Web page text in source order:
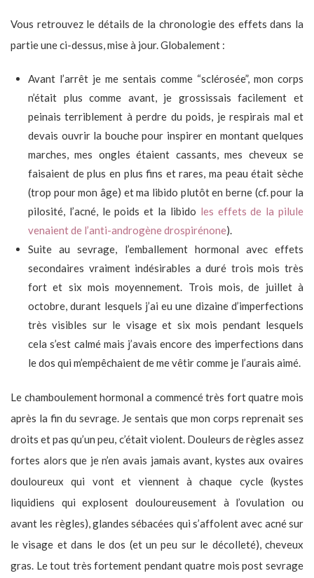
Vous retrouvez le détails de la chronologie des effets dans la
partie une ci-dessus, mise à jour. Globalement :
Avant l’arrêt je me sentais comme “sclérosée”, mon corps
n’était plus comme avant, je grossissais facilement et
peinais terriblement à perdre du poids, je respirais mal et
devais ouvrir la bouche pour inspirer en montant quelques
marches, mes ongles étaient cassants, mes cheveux se
faisaient de plus en plus fins et rares, ma peau était sèche
(trop pour mon âge) et ma libido plutôt en berne (cf. pour la
pilosité, l’acné, le poids et la libido les effets de la pilule
venaient de l’anti-androgène drospirénone).
Suite au sevrage, l’emballement hormonal avec effets
secondaires vraiment indésirables a duré trois mois très
fort et six mois moyennement. Trois mois, de juillet à
octobre, durant lesquels j’ai eu une dizaine d’imperfections
très visibles sur le visage et six mois pendant lesquels
cela s’est calmé mais j’avais encore des imperfections dans
le dos qui m’empêchaient de me vêtir comme je l’aurais aimé.
Le chamboulement hormonal a commencé très fort quatre mois
après la fin du sevrage. Je sentais que mon corps reprenait ses
droits et pas qu’un peu, c’était violent. Douleurs de règles assez
fortes alors que je n’en avais jamais avant, kystes aux ovaires
douloureux qui vont et viennent à chaque cycle (kystes
liquidiens qui explosent douloureusement à l’ovulation ou
avant les règles), glandes sébacées qui s’affolent avec acné sur
le visage et dans le dos (et un peu sur le décolleté), cheveux
gras. Le tout très fortement pendant quatre mois post sevrage